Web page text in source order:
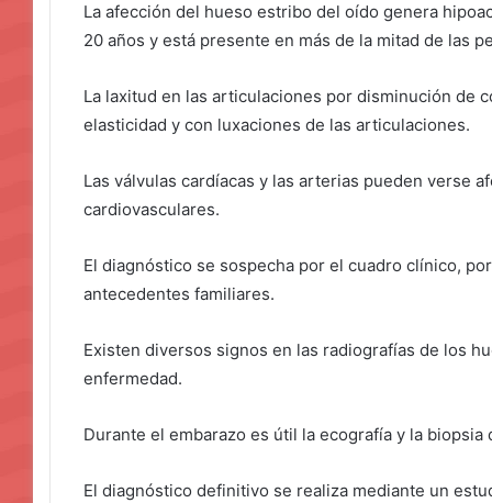
La afección del hueso estribo del oído genera
20 años y está presente en más de la mitad de las
La laxitud en las articulaciones por disminución de
elasticidad y con luxaciones de las articulaciones.
Las válvulas cardíacas y las arterias pueden verse
cardiovasculares.
El diagnóstico se sospecha por el cuadro clínico,
antecedentes familiares.
Existen diversos signos en las radiografías de los
enfermedad.
Durante el embarazo es útil la ecografía y la
El diagnóstico definitivo se realiza mediante un